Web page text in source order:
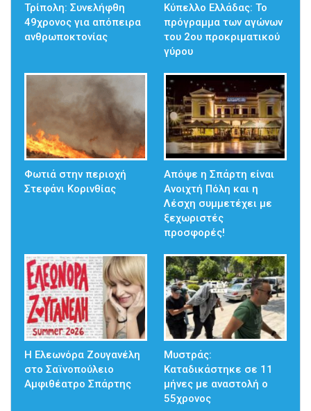
Τρίπολη: Συνελήφθη
49χρονος για απόπειρα
ανθρωποκτονίας
Κύπελλο Ελλάδας: Το
πρόγραμμα των αγώνων
του 2ου προκριματικού
γύρου
Φωτιά στην περιοχή
Στεφάνι Κορινθίας
Απόψε η Σπάρτη είναι
Ανοιχτή Πόλη και η
Λέσχη συμμετέχει με
ξεχωριστές
προσφορές!
Η Ελεωνόρα Ζουγανέλη
στο Σαϊνοπούλειο
Αμφιθέατρο Σπάρτης
Μυστράς:
Καταδικάστηκε σε 11
μήνες με αναστολή ο
55χρονος